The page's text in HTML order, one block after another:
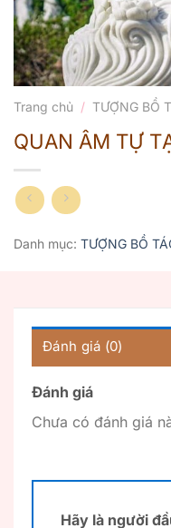
Trang chủ / TƯỢNG BỒ
QUAN ÂM TỰ
Danh mục: TƯỢNG BỒ
Đánh giá (0)
Đánh giá
Chưa có đánh giá
Hãy là người